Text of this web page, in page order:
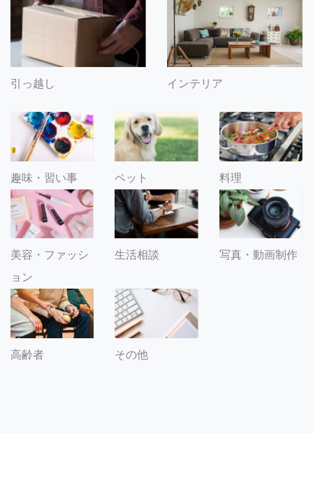
引っ越し インテリア
趣味・習い事 ペット 料理
美容・ファッシ
ョン
生活相談 写真・動画制作
高齢者 その他